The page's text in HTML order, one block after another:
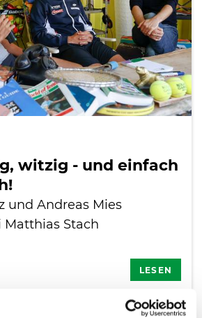
witzig - und einfach
und Andreas Mies
Matthias Stach
LESEN